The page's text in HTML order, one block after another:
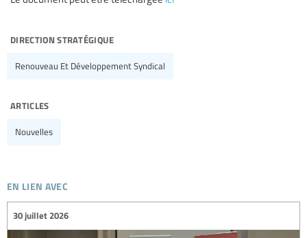
direction stratégique
Renouveau Et Développement Syndical
articles
Nouvelles
en lien avec
30 juillet 2026